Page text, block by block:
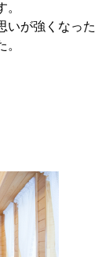
いが強くなった